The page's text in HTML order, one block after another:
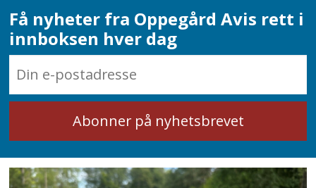
Få nyheter fra Oppegård Avis rett i
innboksen hver dag